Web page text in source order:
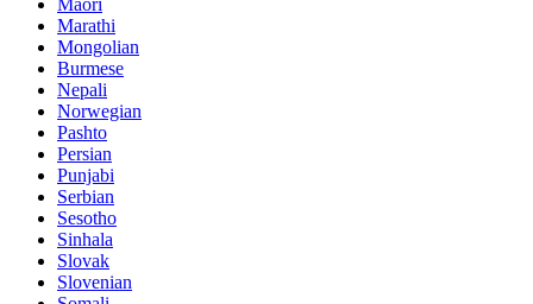
Marathi
Mongolian
Burmese
Nepali
Norwegian
Pashto
Persian
Punjabi
Serbian
Sesotho
Sinhala
Slovak
Slovenian